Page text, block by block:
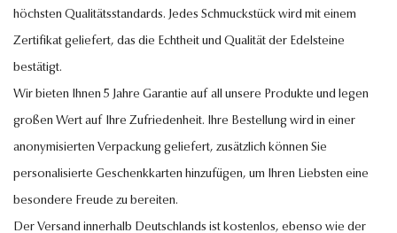
höchsten Qualitätsstandards. Jedes Schmuckstück wird mit einem
Zertifikat geliefert, das die Echtheit und Qualität der Edelsteine
bestätigt.
Wir bieten Ihnen 5 Jahre Garantie auf all unsere Produkte und legen
großen Wert auf Ihre Zufriedenheit. Ihre Bestellung wird in einer
anonymisierten Verpackung geliefert, zusätzlich können Sie
personalisierte Geschenkkarten hinzufügen, um Ihren Liebsten eine
besondere Freude zu bereiten.
Der Versand innerhalb Deutschlands ist kostenlos, ebenso wie der